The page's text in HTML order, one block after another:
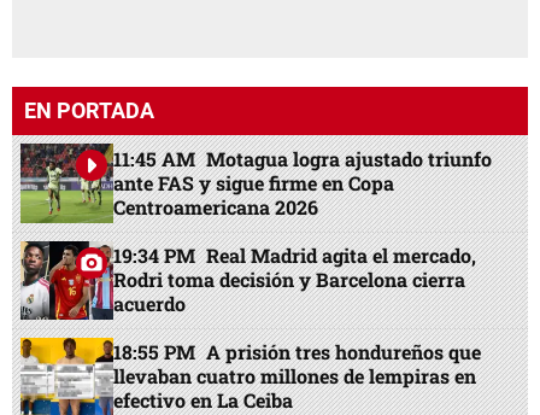
EN PORTADA
11:45 AM Motagua logra ajustado triunfo
ante FAS y sigue firme en Copa
Centroamericana 2026
19:34 PM Real Madrid agita el mercado,
Rodri toma decisión y Barcelona cierra
acuerdo
18:55 PM A prisión tres hondureños que
llevaban cuatro millones de lempiras en
efectivo en La Ceiba